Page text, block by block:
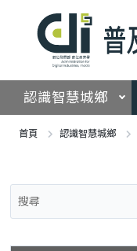
認識智慧城鄉
首頁 認識智慧城鄉